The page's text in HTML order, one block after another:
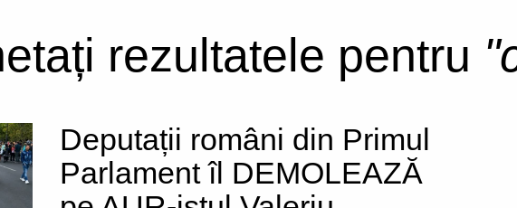
rezultatele pentru
Deputații români din Primul
Parlament îl DEMOLEAZĂ